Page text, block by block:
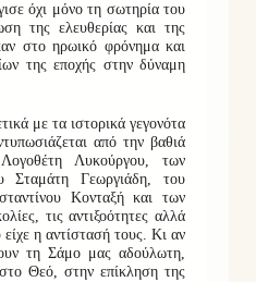
όχι μόνο τη σωτηρία του
της ελευθερίας και της
στο ηρωικό φρόνημα και
της εποχής στην δύναμη
με τα ιστορικά γεγονότα
από την βαθιά
Λυκούργου, των
Σταμάτη Γεωργιάδη, του
Κονταξή και των
τις αντιξοότητες αλλά
είχε η αντίστασή τους. Κι αν
τη Σάμο μας αδούλωτη,
Θεό, στην επίκληση της